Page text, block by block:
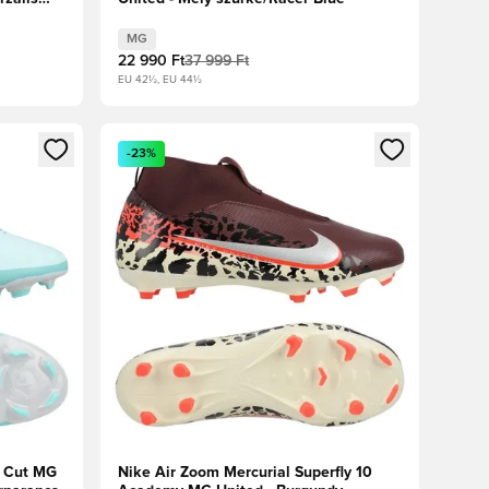
MG
22 990 Ft37 999 Ft
EU 42½, EU 44½
vagy a tagként való regisztrációhoz
MG
Megnyit egy modált a bejelentkezéshez vagy a
-23%
Nike Air Zoom Mercurial Superfly 10